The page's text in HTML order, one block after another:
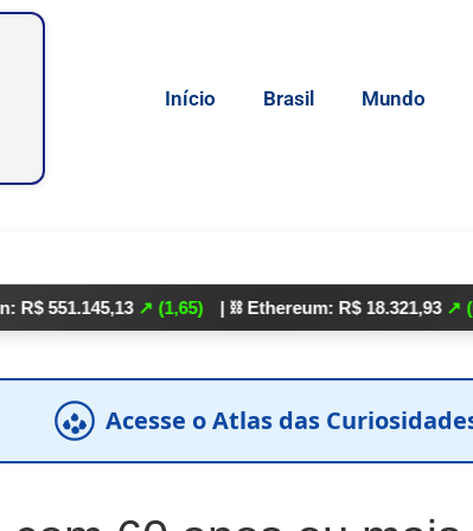
Início Brasil Mundo
↗ (1,65) | ⛓️ Ethereum: R$ 18.321,93↗ (0,03%) |
Acesse o Atlas das